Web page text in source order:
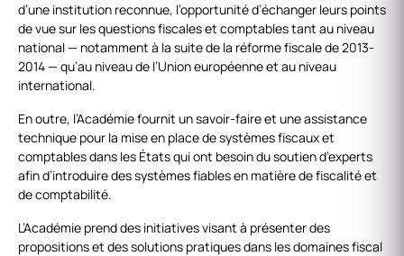
d’une institution reconnue, l’opportunité d’échanger leurs points
de vue sur les questions fiscales et comptables tant au niveau
national — notamment à la suite de la réforme fiscale de 2013-
2014 — qu’au niveau de l’Union européenne et au niveau
international.
En outre, l’Académie fournit un savoir-faire et une assistance
technique pour la mise en place de systèmes fiscaux et
comptables dans les États qui ont besoin du soutien d’experts
afin d’introduire des systèmes fiables en matière de fiscalité et
de comptabilité.
L’Académie prend des initiatives visant à présenter des
propositions et des solutions pratiques dans les domaines fiscal